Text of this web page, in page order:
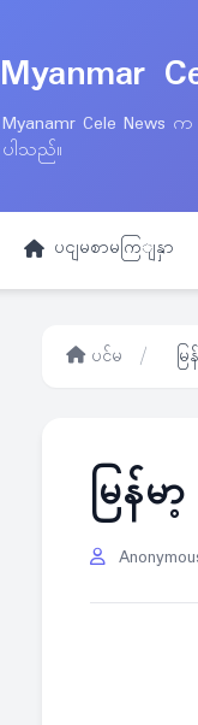
Myanmar
Myanamr Cele
ပါသည်။
ပငျမစာမကြျနှာ
ပင်မ / မ
မြန်